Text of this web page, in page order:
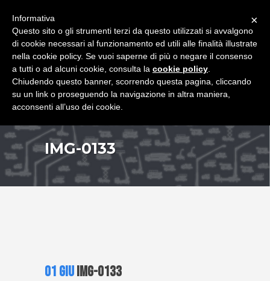
IMG-0133
01 GiuIMG-0133
×
Informativa
Questo sito o gli strumenti terzi da questo utilizzati si avvalgono
di cookie necessari al funzionamento ed utili alle finalità illustrate
nella cookie policy. Se vuoi saperne di più o negare il consenso
a tutti o ad alcuni cookie, consulta la cookie policy
Chiudendo questo banner, scorrendo questa pagina, cliccando
su un link o proseguendo la navigazione in altra maniera,
acconsenti all’uso dei cookie.